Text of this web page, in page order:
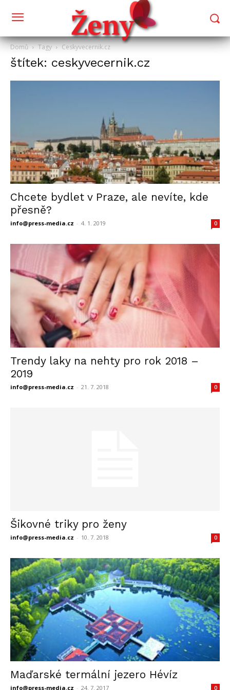
Domů Tagy Ceskyvecernik.cz
štítek: ceskyvecernik.cz
Chcete bydlet v Praze, ale nevíte, kde
přesně?
info@press-media.cz - 4. 1. 2019 0
Trendy laky na nehty pro rok 2018 –
2019
info@press-media.cz - 21. 7. 2018 0
Šikovné triky pro ženy
info@press-media.cz - 10. 7. 2018 0
Maďarské termální jezero Hévíz
info@press-media.cz - 24. 7. 2017 0